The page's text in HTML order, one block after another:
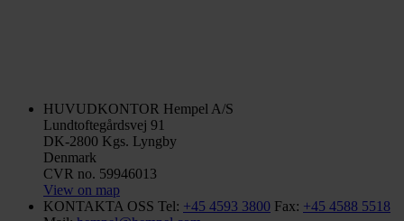
HUVUDKONTOR Hempel A/S
Lundtoftegårdsvej 91
DK-2800 Kgs. Lyngby
Denmark
CVR no. 59946013
View on map
KONTAKTA OSS Tel: +45 4593 3800 Fax: +45 4588 5518